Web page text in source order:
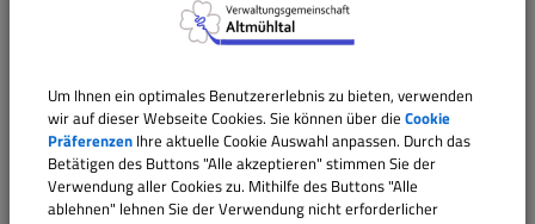
Kosten
Um Ihnen ein optimales Benutzererlebnis zu bieten, verwenden
wir auf dieser Webseite Cookies. Sie können über die Cookie
Präferenzen Ihre aktuelle Cookie Auswahl anpassen. Durch das
Betätigen des Buttons "Alle akzeptieren" stimmen Sie der
Verwendung aller Cookies zu. Mithilfe des Buttons "Alle
ablehnen" lehnen Sie der Verwendung nicht erforderlicher